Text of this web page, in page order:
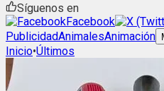
Síguenos en
Facebook
PublicidadAnimalesAnimación
Inicio•Últimos